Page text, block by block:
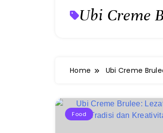
Ubi Creme
Home Ubi Creme
Food